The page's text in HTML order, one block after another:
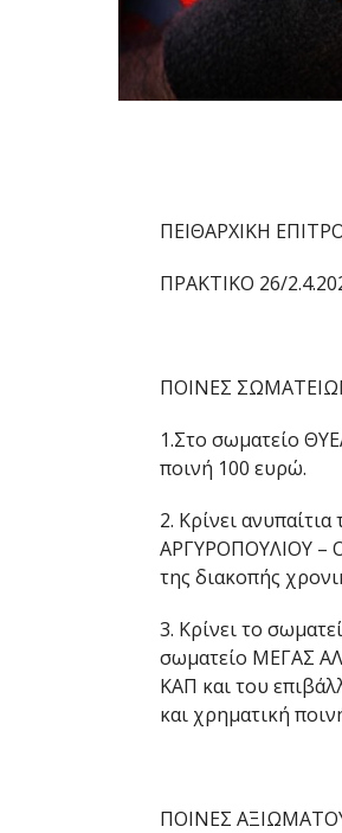
ΠΕΙΘΑΡΧΙΚΗ
ΠΡΑΚΤΙΚΟ 26/
ΠΟΙΝΕΣ
1.Στο σωματείο
ποινή 100 ευρώ.
2. Κρίνει
ΑΡΓΥΡΟΠΟΥΛΙΟΥ –
της διακοπής
3. Κρίνει το
σωματείο ΜΕΓΑΣ
ΚΑΠ και του
και χρηματική
ΠΟΙΝΕΣ